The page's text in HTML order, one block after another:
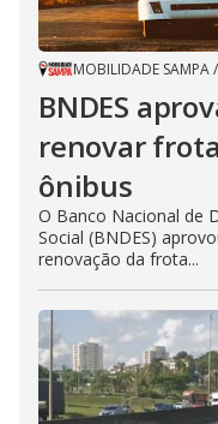
MOBILIDADE SAMPA/
BNDES
renovar
ônibus
O Banco Nacional de
Social (BNDES)
renovação da frota...